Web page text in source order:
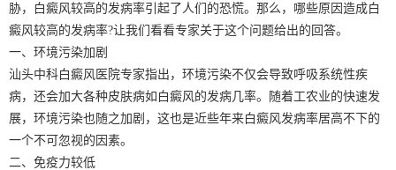
胁，白癜风较高的发病率引起了人们的恐慌。那么，哪些原因造成白
癜风较高的发病率?让我们看看专家关于这个问题给出的回答。
一、环境污染加剧
汕头中科白癜风医院专家指出，环境污染不仅会导致呼吸系统性疾
病，还会加大各种皮肤病如白癜风的发病几率。随着工农业的快速发
展，环境污染也随之加剧，这也是近些年来白癜风发病率居高不下的
一个不可忽视的因素。
二、免疫力较低